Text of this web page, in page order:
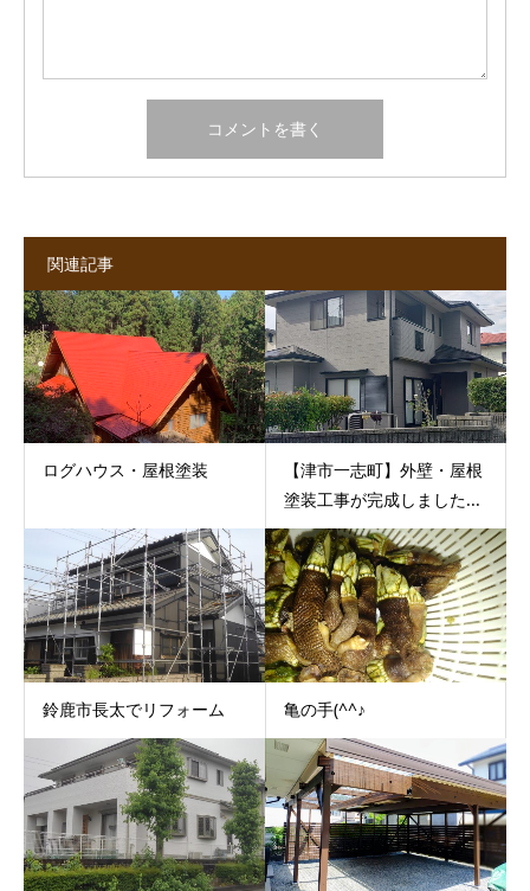
関連記事
ログハウス・屋根塗装
【津市一志町】外壁・屋根
塗装工事が完成しました...
鈴鹿市長太でリフォーム 亀の手(^^♪